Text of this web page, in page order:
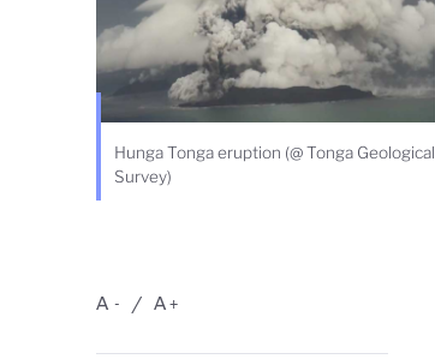
Hunga Tonga eruption (@ Tonga Geological
Survey)
-
A +
A